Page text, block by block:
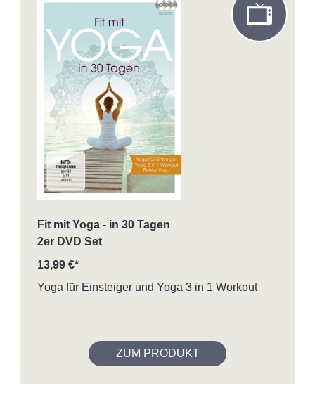
Fit mit Yoga - in 30 Tagen
2er DVD Set
13,99 €*
Yoga für Einsteiger und Yoga 3 in 1 Workout
ZUM PRODUKT